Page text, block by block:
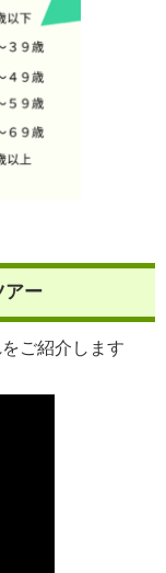
ー
ご紹介します